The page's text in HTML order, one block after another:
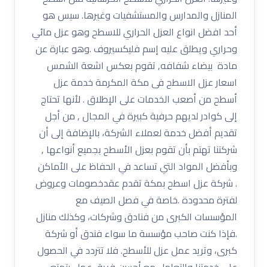
المنازل والمدارس والمستشفيات وغيرها. سيس هو
أحد افضل انواع العزل الحراري للاسطح وهو عزل مائي
وحراري ويطلق عليه إسم فليكسيروف .وهو عبارة عن
مادة بيضاء شفافه, تقوم بعكس اشعة الشمس
اسعار عزل الاسطح فى مكة المكرمة خدمة عزل
أسطح من أصعب الخدمات على الإطلاق . لأنها تحتاج
إلى كوادر لديهم حرفية كبيرة في المجال , من أجل
تقديم أفضل خدمة لعملاء الشركة، بالإضافة إلى أن
شركتنا تهتم بأن تقوم بعزل الأسطح بجميع أنواعها ,
وبأفضل المواد التي تساعد في الحفاظ على الأماكن
. شركة عزل اسطح بمكة تقدم عقدخصومات وعروض
لفترة محدودة .خاصة في فصل الصيف مع
المؤسسات الكبرى من فنادق وشركات، وكذلك منازل
.فإذا كنت صاحب مؤسسة ما سواء فندق أو شركة
كبرى، وتريد عمل عزل للأسطح. فلا تتردد في الحصول